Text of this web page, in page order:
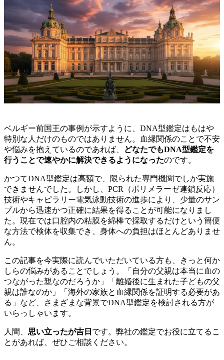
ベルギー前国王の事例が示すように、DNA型鑑定はもはや
特別な人だけのものではありません。血縁関係のことで不安
や悩みを抱えているのであれば、
どなたでもDNA型鑑定を
行うことで速やかに解決できるようになったのです。
かつてDNA型鑑定は高額で、限られた専門機関でしか実施
できませんでした。しかし、PCR（ポリメラーゼ連鎖反応）
技術やキャピラリー電気泳動技術の進歩により、少量のサン
プルから迅速かつ正確に結果を得ることが可能になりまし
た。現在では口腔内の粘膜を綿棒で採取するだけという簡便
な方法で検体を収集でき、身体への負担はほとんどありませ
ん。
この記事を今実際に読んでいただいている方も、きっと何か
しらの悩みがあることでしょう。「自分の父親は本当に血の
つながった親なのだろうか」「離婚後に生まれた子どもの父
親は誰なのか」「海外の家族と血縁関係を証明する必要があ
る」など、さまざまな背景でDNA型鑑定を検討される方が
いらっしゃいます。
人間、 思い立ったが吉日 です。弊社の鑑定でお役に立てるこ
とがあれば、ぜひご相談ください。